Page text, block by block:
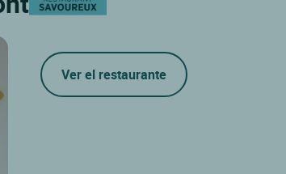
Ver el restaurante